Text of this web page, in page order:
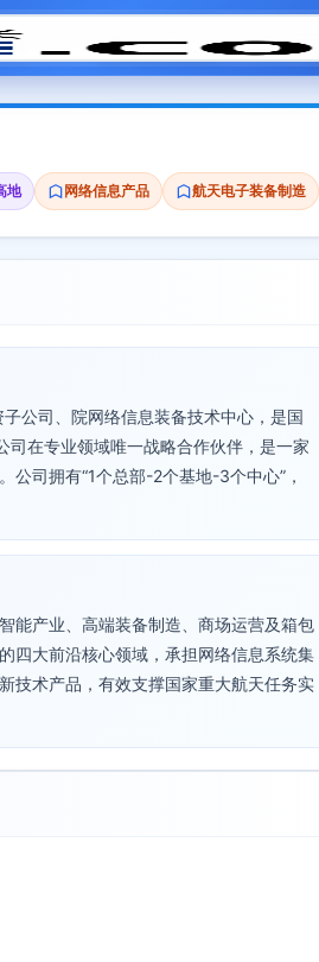
题目大全 招聘中心 会员专区
地 网络信息产品 航天电子装备制造
公司、院网络信息装备技术中心，是国
司在专业领域唯一战略合作伙伴，是一家
司拥有“1个总部-2个基地-3个中心”，
能产业、高端装备制造、商场运营及箱包
四大前沿核心领域，承担网络信息系统集
技术产品，有效支撑国家重大航天任务实